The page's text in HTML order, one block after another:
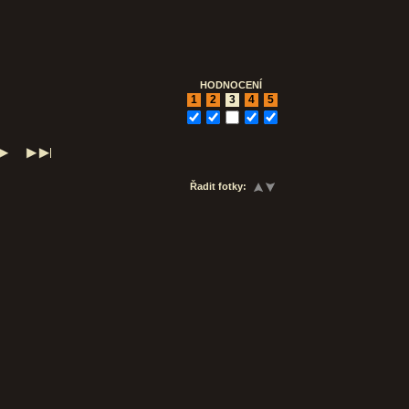
HODNOCENÍ
1 2 3 4 5
Řadit fotky: